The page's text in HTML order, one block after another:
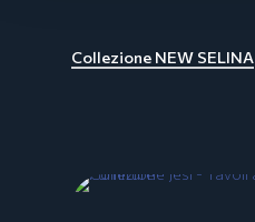
Collezione NEW SELINA